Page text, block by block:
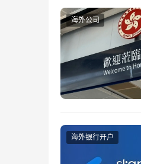
海外公司
海外银行开户